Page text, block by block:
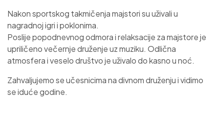
Nakon sportskog takmičenja majstori su uživali u
nagradnoj igri i poklonima.
Poslije popodnevnog odmora i relaksacije za majstore je
upriličeno večernje druženje uz muziku. Odlična
atmosfera i veselo društvo je uživalo do kasno u noć.
Zahvaljujemo se učesnicima na divnom druženju i vidimo
se iduće godine.